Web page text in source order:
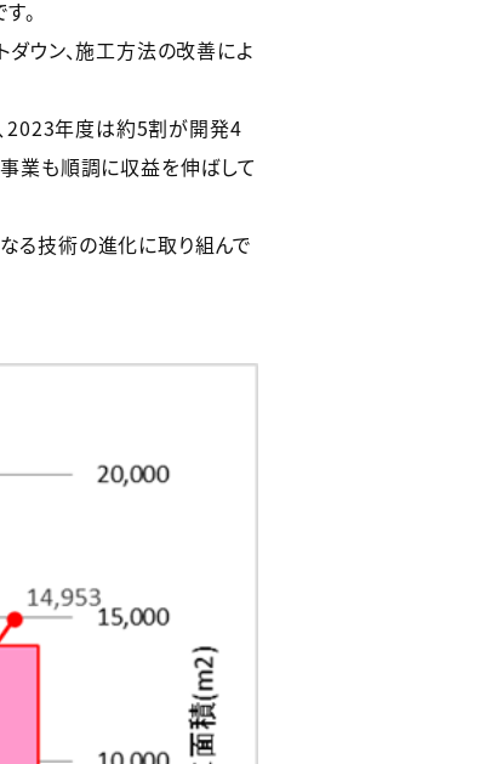
。
ウン、施工方法の改善によ
2023年度は約5割が開発4
業も順調に収益を伸ばして
る技術の進化に取り組んで